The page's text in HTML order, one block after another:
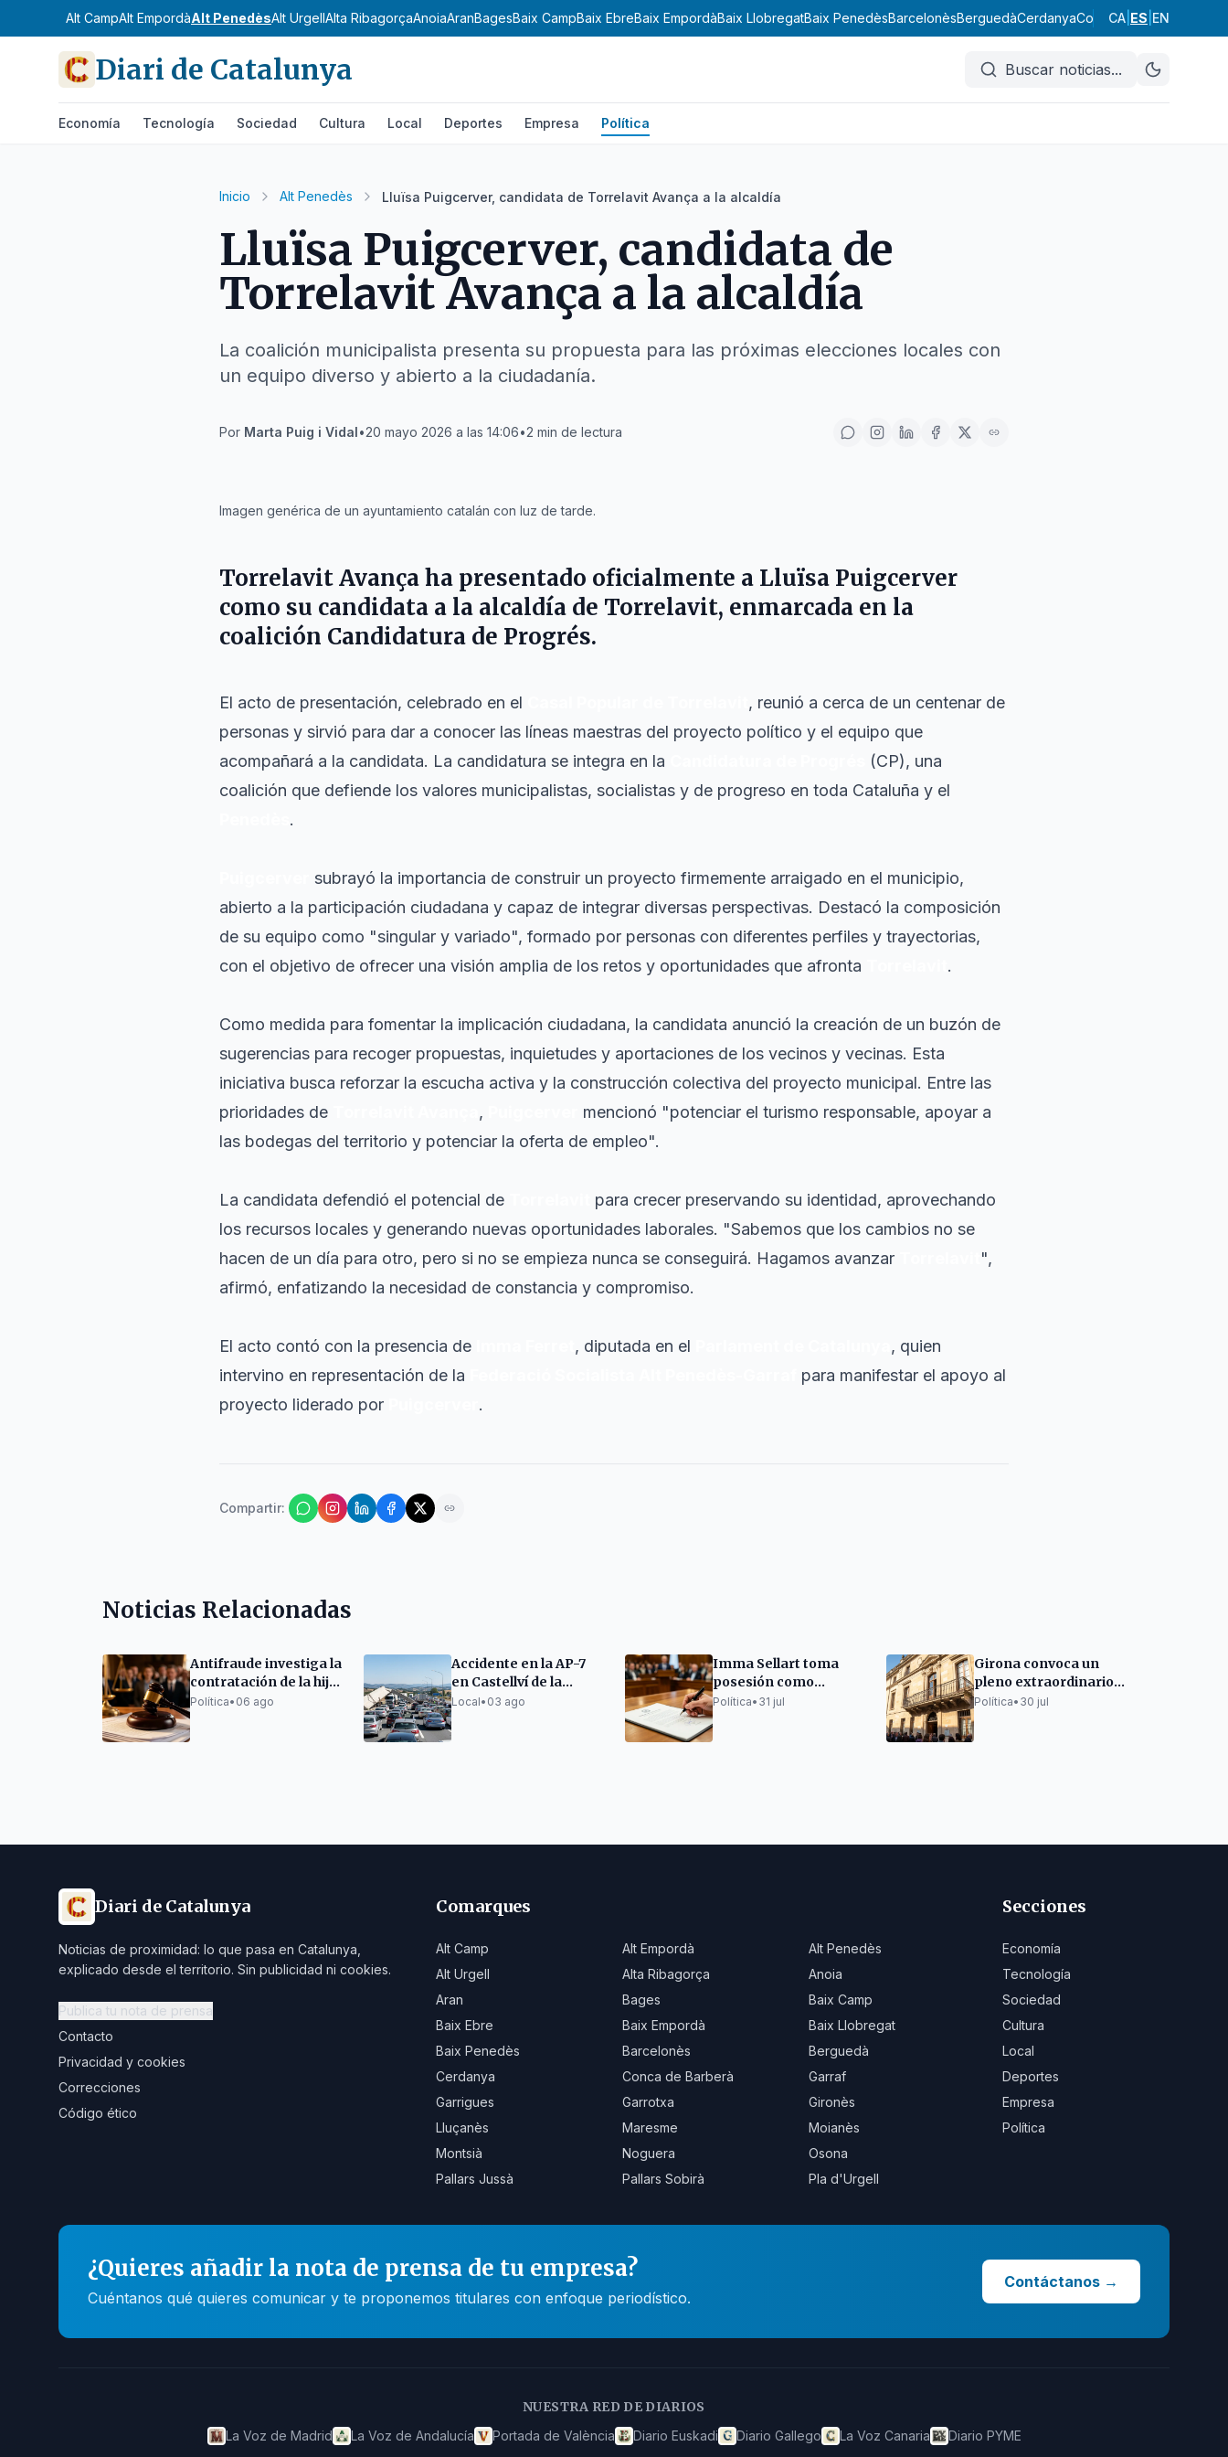
Alt CampAlt EmpordàAlt PenedèsAlt UrgellAlta RibagorçaAnoiaAranBagesBaix CampBaix EbreBaix EmpordàBaix LlobregatBaix PenedèsBarcelonèsBerguedàCerdanyaConca de Barberà
CA ES EN
Diari de Catalunya Buscar noticias...
Economía Tecnología Sociedad Cultura Local Deportes Empresa Política
Inicio Alt Penedès Lluïsa Puigcerver, candidata de Torrelavit Avança a la alcaldía
Lluïsa Puigcerver, candidata de
Torrelavit Avança a la alcaldía
La coalición municipalista presenta su propuesta para las próximas elecciones locales con
un equipo diverso y abierto a la ciudadanía.
Por Marta Puig i Vidal•20 mayo 2026 a las 14:06•2 min de lectura
Imagen genérica de un ayuntamiento catalán con luz de tarde.
Torrelavit Avançaha presentado oficialmente a Lluïsa Puigcerver
como su candidata a la alcaldía de Torrelavit, enmarcada en la
coalición Candidatura de Progrés.
El acto de presentación, celebrado en el
, reunió a cerca de un centenar de
personas y sirvió para dar a conocer las líneas maestras del proyecto político y el equipo que
acompañará a la candidata. La candidatura se integra en la
(CP), una
coalición que defiende los valores municipalistas, socialistas y de progreso en toda Cataluña y el
.
subrayó la importancia de construir un proyecto firmemente arraigado en el municipio,
abierto a la participación ciudadana y capaz de integrar diversas perspectivas. Destacó la composición
de su equipo como "singular y variado", formado por personas con diferentes perfiles y trayectorias,
con el objetivo de ofrecer una visión amplia de los retos y oportunidades que afronta
.
Como medida para fomentar la implicación ciudadana, la candidata anunció la creación de un buzón de
sugerencias para recoger propuestas, inquietudes y aportaciones de los vecinos y vecinas. Esta
iniciativa busca reforzar la escucha activa y la construcción colectiva del proyecto municipal. Entre las
prioridades de
,
mencionó "potenciar el turismo responsable, apoyar a
las bodegas del territorio y potenciar la oferta de empleo".
La candidata defendió el potencial de
para crecer preservando su identidad, aprovechando
los recursos locales y generando nuevas oportunidades laborales. "Sabemos que los cambios no se
hacen de un día para otro, pero si no se empieza nunca se conseguirá. Hagamos avanzar
",
afirmó, enfatizando la necesidad de constancia y compromiso.
El acto contó con la presencia de , diputada en el
, quien
intervino en representación de la
para manifestar el apoyo al
proyecto liderado por
.
Compartir:
Noticias Relacionadas
Antifraude investiga la
contratación de la hija
de la alcaldesa de
Política• 06 ago
Accidente en la AP-7
en Castellví de la
Marca causa
Local• 03 ago
Imma Sellart toma
posesión como
consejera de Régimen
Política• 31 jul
Girona convoca un
pleno extraordinario
para validar el nuevo
Política• 30 jul
Diari de Catalunya
Noticias de proximidad: lo que pasa en Catalunya,
explicado desde el territorio. Sin publicidad ni cookies.
Publica tu nota de prensa
Contacto
Privacidad y cookies
Correcciones
Código ético
Comarques
Alt Camp Alt Empordà
Alt Penedès
Alt Urgell
Alta Ribagorça
Anoia
Aran
Bages
Baix Camp
Baix Ebre
Baix Empordà
Baix Llobregat
Baix Penedès
Barcelonès
Berguedà
Cerdanya
Conca de Barberà
Garraf
Garrigues
Garrotxa
Gironès
Lluçanès
Maresme
Moianès
Montsià
Noguera
Osona
Pallars Jussà
Pallars Sobirà Pla d'Urgell
Secciones
Economía
Tecnología
Sociedad
Cultura
Local
Deportes
Empresa
Política
¿Quieres añadir la nota de prensa de tu empresa?
Cuéntanos qué quieres comunicar y te proponemos titulares con enfoque periodístico.
Contáctanos →
NUESTRA RED DE DIARIOS
La Voz de Madrid La Voz de Andalucía Portada de València Diario Euskadi Diario Gallego La Voz Canaria Diario PYME